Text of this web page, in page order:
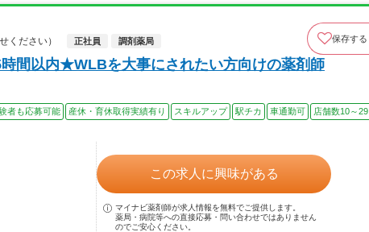
ださい）
正社員 調剤薬局 保存する
間以内★WLBを大事にされたい方向けの薬剤師
者も応募可能 産休・育休取得実績有り スキルアップ 駅チカ 車通勤可
店舗数10～29
この求人に興味がある
マイナビ薬剤師が求人情報を無料でご提供します。
薬局・病院等への直接応募・問い合わせではありません
のでご安心ください。